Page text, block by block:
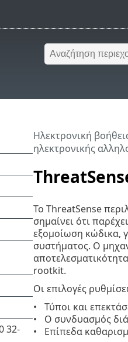
Ηλεκτρονική
ηλεκτρονικής
Το ThreatSense
σημαίνει ότι
εξομοίωση κώδικα,
συστήματος. Ο
rootkit.
Οι επιλογές
Τύποι και
Ο συνδυασμός
Επίπεδα